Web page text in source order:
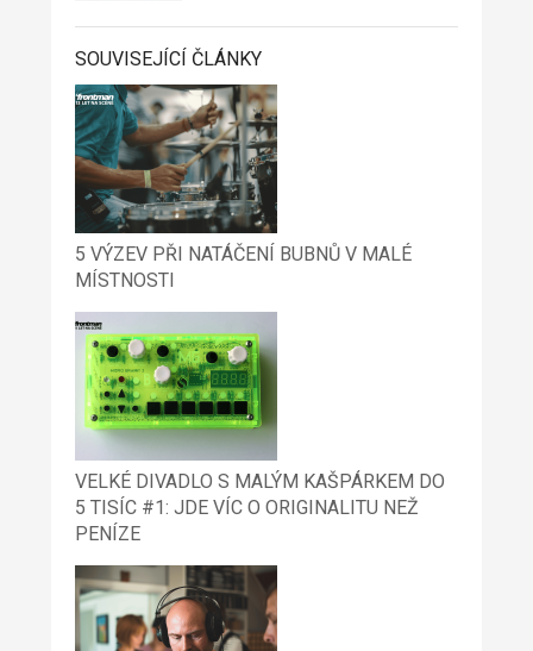
SOUVISEJÍCÍ ČLÁNKY
5 VÝZEV PŘI NATÁČENÍ BUBNŮ V MALÉ
MÍSTNOSTI
VELKÉ DIVADLO S MALÝM KAŠPÁRKEM DO
5 TISÍC #1: JDE VÍC O ORIGINALITU NEŽ
PENÍZE